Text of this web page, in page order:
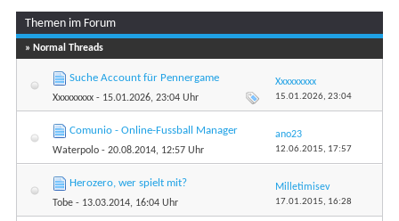
Themen im Forum
» Normal Threads
Suche Account für Pennergame
Xxxxxxxxx - 15.01.2026, 23:04 Uhr
Xxxxxxxxx
15.01.2026, 23:04
Comunio - Online-Fussball Manager
Waterpolo - 20.08.2014, 12:57 Uhr
ano23
12.06.2015, 17:57
Herozero, wer spielt mit?
Tobe - 13.03.2014, 16:04 Uhr
Milletimisev
17.01.2015, 16:28